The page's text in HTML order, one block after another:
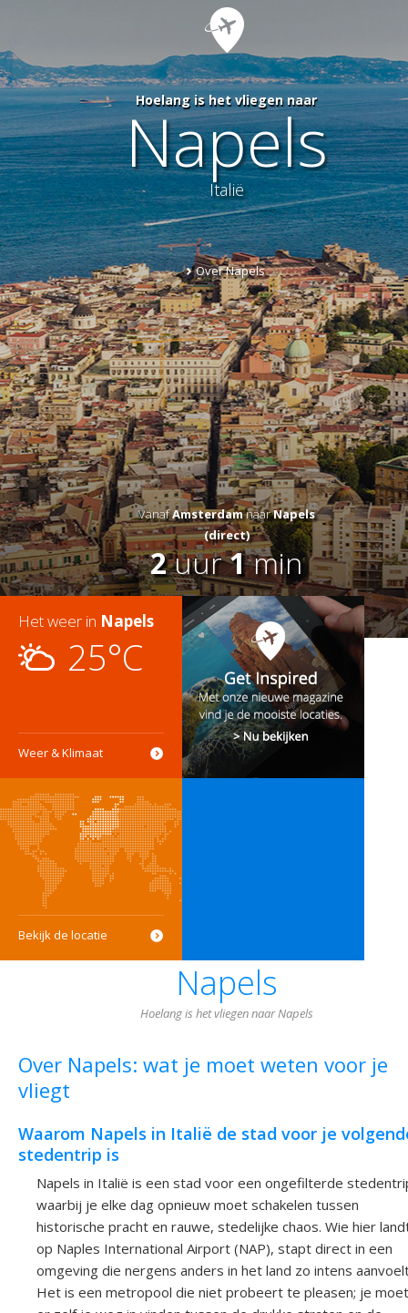
Hoelang is het vliegen naar
Napels
Italië
Over Napels
VanafAmsterdamnaarNapels
(direct)
2uur1min
Het weer in Napels
25°C
Weer & Klimaat
Bekijk de locatie
Napels
Hoelang is het vliegen naar Napels
Over Napels: wat je moet weten voor je
vliegt
Waarom Napels in Italië de stad voor je
stedentrip is
Napels in Italië is een stad voor een ongefilterde
waarbij je elke dag opnieuw moet schakelen tussen
historische pracht en rauwe, stedelijke chaos. Wie hier
op Naples International Airport (NAP), stapt direct in een
omgeving die nergens anders in het land zo intens
Het is een metropool die niet probeert te pleasen; je moet